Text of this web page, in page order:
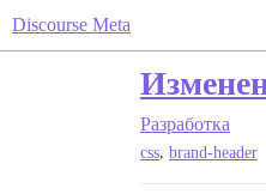
Discourse Meta
Разработка
css, brand-header